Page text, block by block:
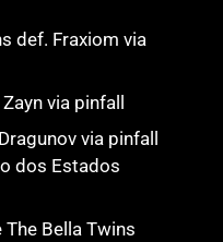
def. Fraxiom via
via pinfall
via pinfall
dos Estados
Bella Twins